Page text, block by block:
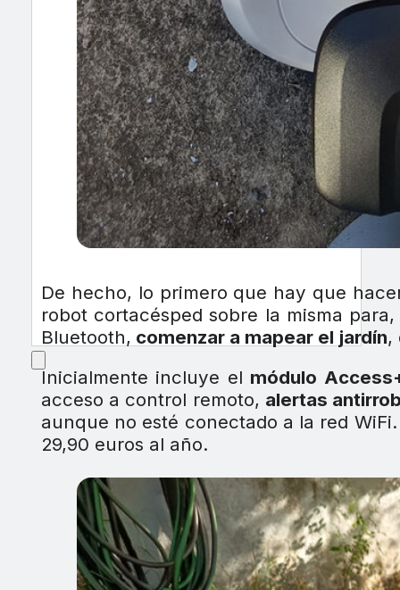
De hecho, lo primero que hay que
robot cortacésped sobre la misma
Bluetooth, comenzar a mapear el jardín,
Inicialmente incluye el módulo
acceso a control remoto, alertas
aunque no esté conectado a la red
29,90 euros al año.